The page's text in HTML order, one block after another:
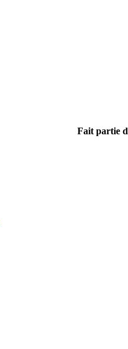
Fait partie